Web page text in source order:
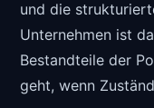
und die
Unternehmen ist
Bestandteile der
geht, wenn